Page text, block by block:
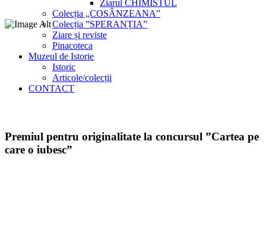
Ziarul CHIMISTUL
Colecția „COSÂNZEANA”
Colecția ”SPERANȚIA”
Ziare și reviste
Pinacoteca
Muzeul de Istorie
Istoric
Articole/colecții
CONTACT
Premiul pentru originalitate la concursul ”Cartea pe
care o iubesc”